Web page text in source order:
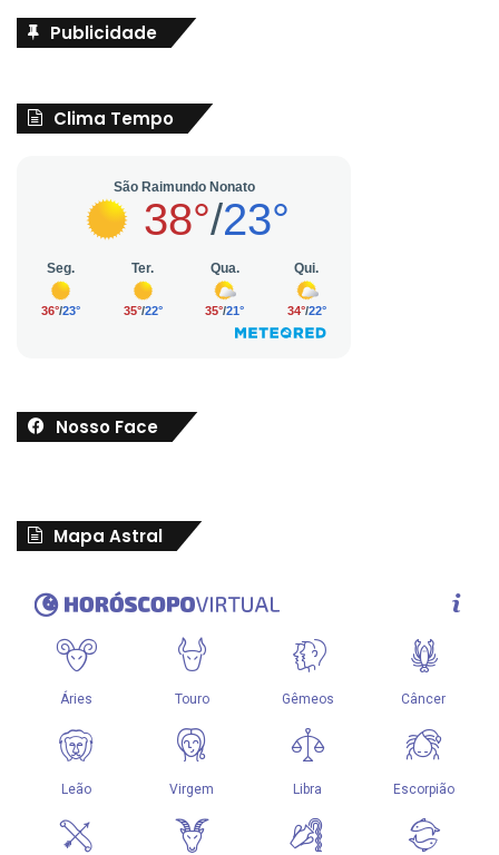
Publicidade
Clima Tempo
Nosso Face
Mapa Astral